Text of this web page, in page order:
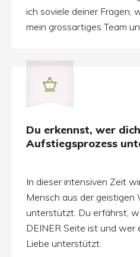
ich soviele deiner Fragen,
mein grossartiges Team
Du erkennst, wer
Aufstiegsprozess
In dieser intensiven Zeit
Mensch aus der
unterstützt. Du erfährst,
DEINER Seite ist und wer
Liebe unterstützt.